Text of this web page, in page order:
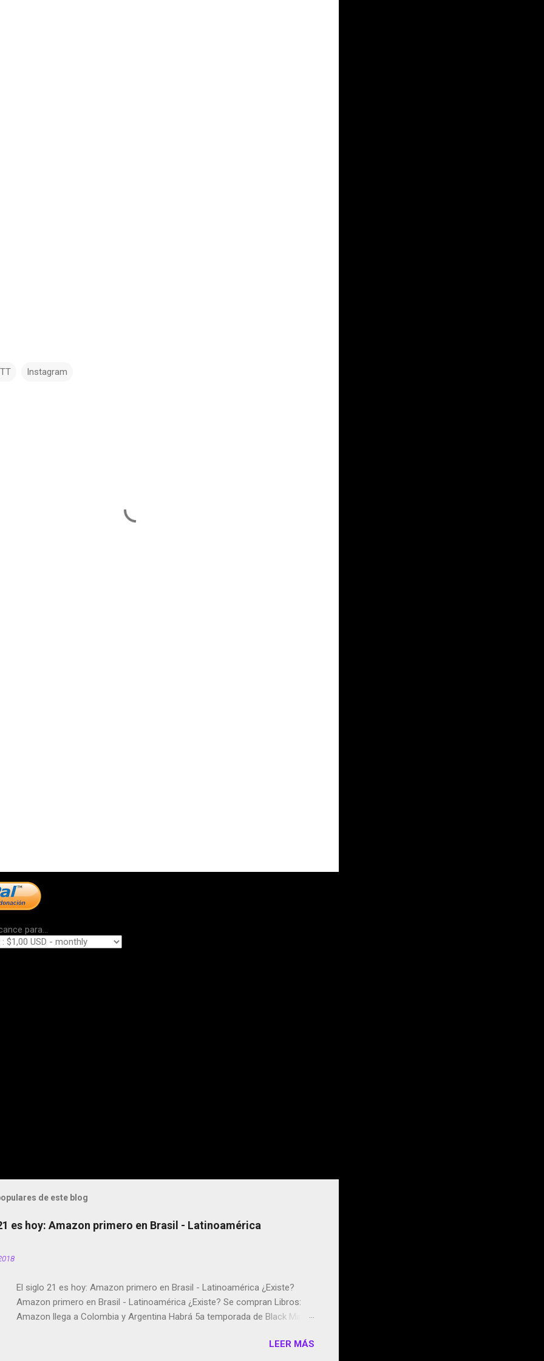
Instagram
para...
de este blog
es hoy: Amazon primero en Brasil - Latinoamérica
El siglo 21 es hoy: Amazon primero en Brasil - Latinoamérica ¿Existe?
Amazon primero en Brasil - Latinoamérica ¿Existe? Se compran Libros:
Amazon llega a Colombia y Argentina Habrá 5a temporada de Black Mirror
copyright en Instagram Música y vídeo selfies en la red social RiddleyLEER MÁS